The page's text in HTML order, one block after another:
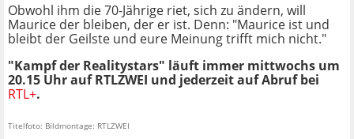
Obwohl ihm die 70-Jährige riet, sich zu ändern, will
Maurice der bleiben, der er ist. Denn: "Maurice ist und
bleibt der Geilste und eure Meinung trifft mich nicht."
"Kampf der Realitystars" läuft immer mittwochs um
20.15 Uhr auf RTLZWEI und jederzeit auf Abruf bei
RTL+.
Titelfoto: Bildmontage: RTLZWEI